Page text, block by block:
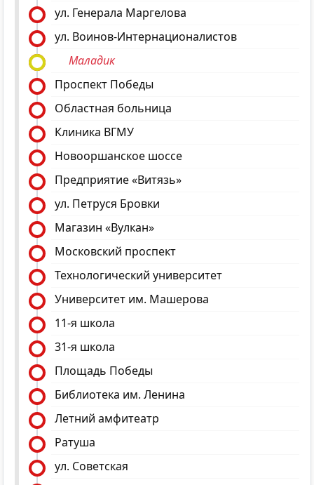
ул. Генерала Маргелова
ул. Воинов-Интернационалистов
Маладик
Проспект Победы
Областная больница
Клиника ВГМУ
Новооршанское шоссе
Предприятие «Витязь»
ул. Петруся Бровки
Магазин «Вулкан»
Московский проспект
Технологический университет
Университет им. Машерова
11-я школа
31-я школа
Площадь Победы
Библиотека им. Ленина
Летний амфитеатр
Ратуша
ул. Советская